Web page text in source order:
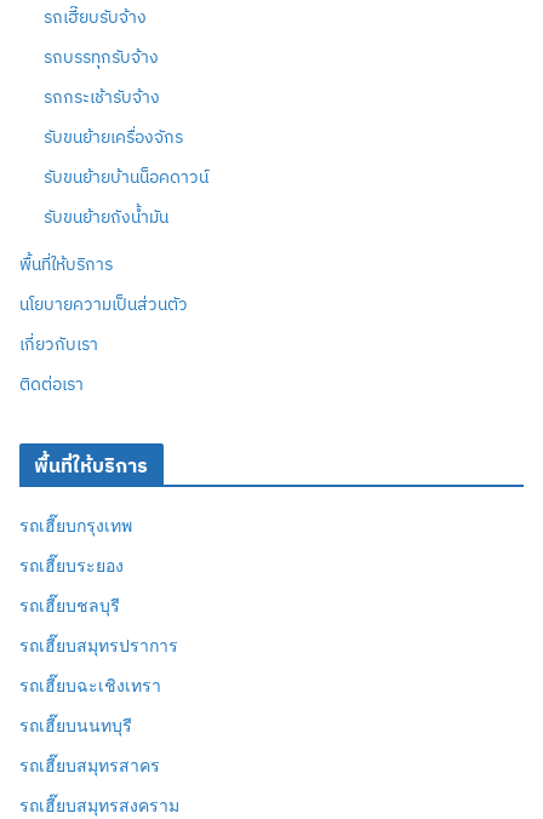
รถเฮี๊ยบรับจ้าง
รถบรรทุกรับจ้าง
รถกระเช้ารับจ้าง
รับขนย้ายเครื่องจักร
รับขนย้ายบ้านน็อคดาวน์
รับขนย้ายถังน้ำมัน
พื้นที่ให้บริการ
นโยบายความเป็นส่วนตัว
เกี่ยวกับเรา
ติดต่อเรา
พื้นที่ให้บริการ
รถเฮี๊ยบกรุงเทพ
รถเฮี๊ยบระยอง
รถเฮี๊ยบชลบุรี
รถเฮี๊ยบสมุทรปราการ
รถเฮี๊ยบฉะเชิงเทรา
รถเฮี๊ยบนนทบุรี
รถเฮี๊ยบสมุทรสาคร
รถเฮี๊ยบสมุทรสงคราม